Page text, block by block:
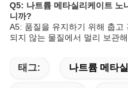
Q5: 나트륨 메타실리케이트 노
니까?
A5: 품질을 유지하기 위해 춥
되지 않는 물질에서 멀리 보관
태그: 나트륨 메타